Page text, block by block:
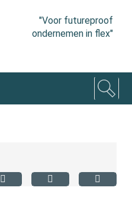
"Voor futureproof
ondernemen in flex"